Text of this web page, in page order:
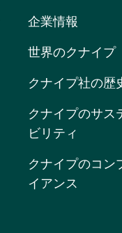
企業情報
世界のクナイプ
クナイプ社の歴
クナイプのサス
ビリティ
クナイプのコン
イアンス